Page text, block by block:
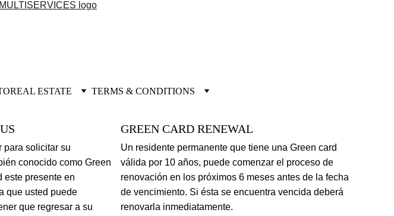
REAL ESTATE TERMS & CONDITIONS
para solicitar su
conocido como Green
este presente en
que usted puede
que regresar a su
GREEN CARD RENEWAL
​Un residente permanente que tiene una Green card
válida por 10 años, puede comenzar el proceso de
renovación en los próximos 6 meses antes de la fecha
de vencimiento. Si ésta se encuentra vencida deberá
renovarla inmediatamente.